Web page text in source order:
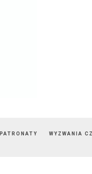
PATRONATY WYZWANIA